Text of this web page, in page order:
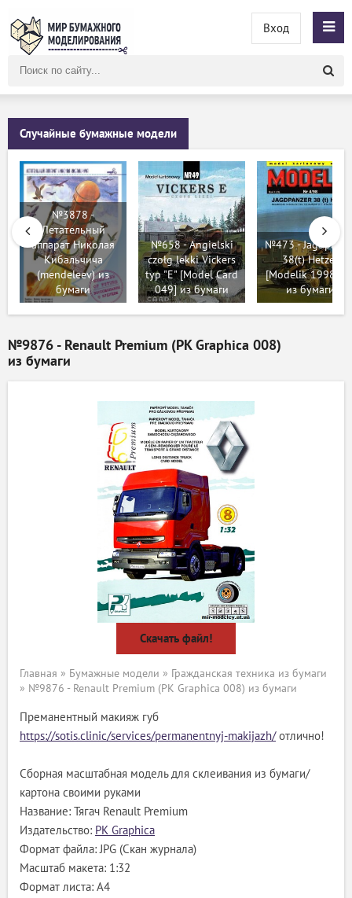
сайту
Вход
Случайные бумажные модели
№3878 -
Летательный
аппарат Николая
Кибальчича
(mendeleev) из
бумаги
№658 - Angielski
czołg lekki Vickers
typ "E" [Model Card
049] из бумаги
№473 -
38(t) Hetzer
[Modelik 1998-
из бумаги
№9876 - Renault Premium (PK Graphica 008)
из бумаги
Скачать файл!
Главная » Бумажные модели » Гражданская техника из бумаги
» №9876 - Renault Premium (PK Graphica 008) из бумаги
Преманентный макияж губ
https://sotis.clinic/services/permanentnyj-makijazh/отлично!
Сборная масштабная модель для склеивания из бумаги/
картона своими руками
Название: Тягач Renault Premium
Издательство: PK Graphica
Формат файла: JPG (Скан журнала)
Масштаб макета: 1:32
Формат листа: А4